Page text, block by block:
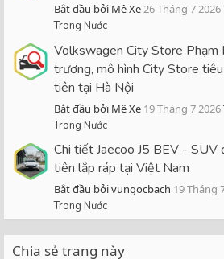
Bắt đầu bởi Mê Xe26 Tháng 7 2026
Trong Nước
Volkswagen City Store Phạm
trương, mô hình City Store
tiên tại Hà Nội
Bắt đầu bởi Mê Xe 19 Tháng 7 2026
Trong Nước
Chi tiết Jaecoo J5 BEV - SUV
tiên lắp ráp tại Việt Nam
Bắt đầu bởi vungocbach 19 Tháng
Trong Nước
Chia sẻ trang này